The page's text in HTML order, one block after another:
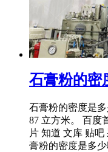
石膏粉的密
石膏粉的密度是
87 立方米。 百度
片 知道 文库 贴
膏粉的密度是多